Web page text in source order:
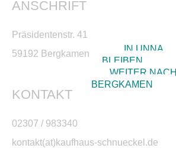
IN UNNA
BLEIBEN
WEITER NACH
BERGKAMEN
ANSCHRIFT
Präsidentenstr. 41
59192 Bergkamen
KONTAKT
02307 / 983340
kontakt(at)kaufhaus-schnueckel.de